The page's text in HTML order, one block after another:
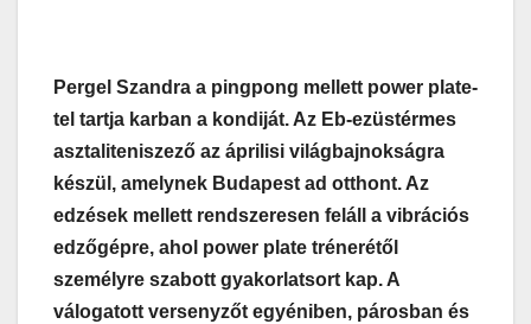
Pergel Szandra a pingpong mellett power plate-
tel tartja karban a kondiját. Az Eb-ezüstérmes
asztaliteniszező az áprilisi világbajnokságra
készül, amelynek Budapest ad otthont. Az
edzések mellett rendszeresen feláll a vibrációs
edzőgépre, ahol power plate trénerétől
személyre szabott gyakorlatsort kap. A
válogatott versenyzőt egyéniben, párosban és